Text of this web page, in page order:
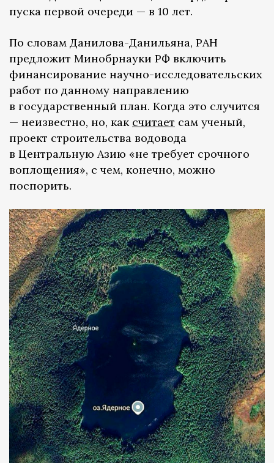
пуска первой очереди — в 10 лет.
По словам Данилова-Данильяна, РАН
предложит Минобрнауки РФ включить
финансирование научно-исследовательских
работ по данному направлению
в государственный план. Когда это случится
— неизвестно, но, как считает сам ученый,
проект строительства водовода
в Центральную Азию «не требует срочного
воплощения», с чем, конечно, можно
поспорить.